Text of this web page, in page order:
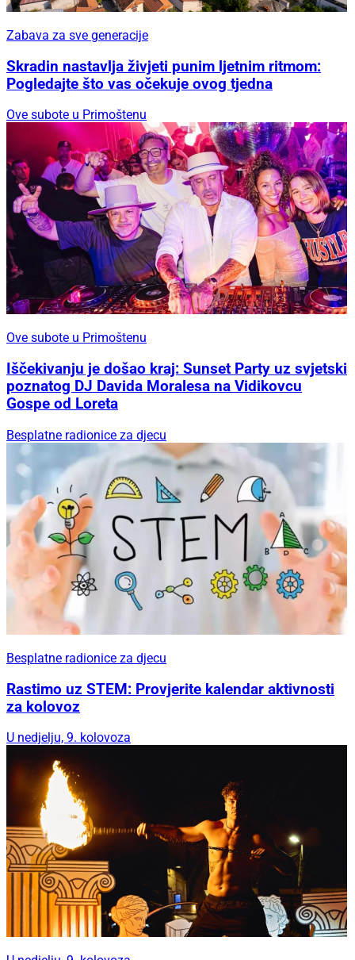
Zabava za sve generacije
Skradin nastavlja živjeti punim ljetnim ritmom:
Pogledajte što vas očekuje ovog tjedna
Ove subote u Primoštenu
Ove subote u Primoštenu
Iščekivanju je došao kraj: Sunset Party uz svjetski
poznatog DJ Davida Moralesa na Vidikovcu
Gospe od Loreta
Besplatne radionice za djecu
Besplatne radionice za djecu
Rastimo uz STEM: Provjerite kalendar aktivnosti
za kolovoz
U nedjelju, 9. kolovoza